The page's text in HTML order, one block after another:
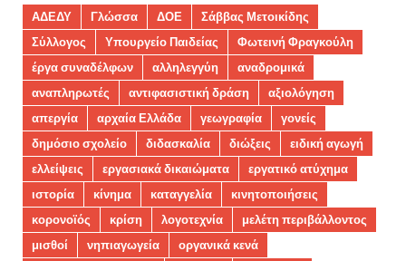
ΑΔΕΔΥ Γλώσσα ΔΟΕ
Σάββας Μετοικίδης
Σύλλογος
Υπουργείο Παιδείας
Φωτεινή Φραγκούλη
έργα συναδέλφων
αλληλεγγύη
αναδρομικά
αναπληρωτές
αντιφασιστική δράση
αξιολόγηση
απεργία
αρχαία Ελλάδα γεωγραφία
γονείς
δημόσιο σχολείο
διδασκαλία διώξεις
ειδική αγωγή
ελλείψεις
εργασιακά δικαιώματα
εργατικό ατύχημα
ιστορία
κίνημα καταγγελία
κινητοποιήσεις
κορονοϊός
κρίση λογοτεχνία
μελέτη περιβάλλοντος
μισθοί
νηπιαγωγεία
οργανικά κενά